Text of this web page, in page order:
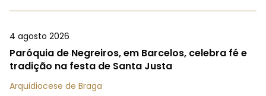
4 agosto 2026
Paróquia de Negreiros, em Barcelos, celebra fé e
tradição na festa de Santa Justa
Arquidiocese de Braga